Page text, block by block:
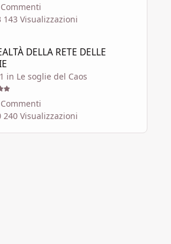
143 Visualizzazioni
DELLA RETE DELLE
in Le soglie del Caos
240 Visualizzazioni